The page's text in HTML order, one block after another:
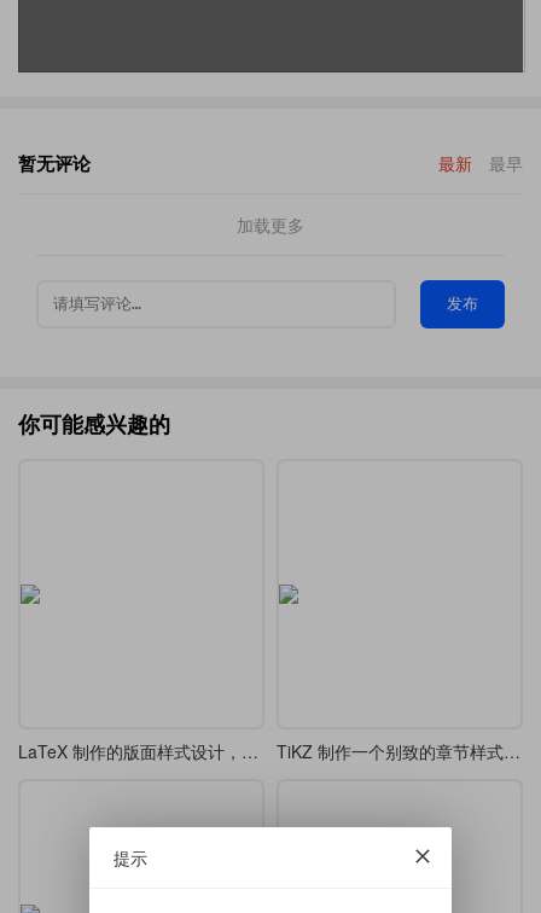
暂无评论 最新 最早
加载更多
发布
你可能感兴趣的
LaTeX 制作的版面样式设计，漂亮的 tcolorbox 盒子 TiKZ 制作一个别致的章节样式 chap 7
提示